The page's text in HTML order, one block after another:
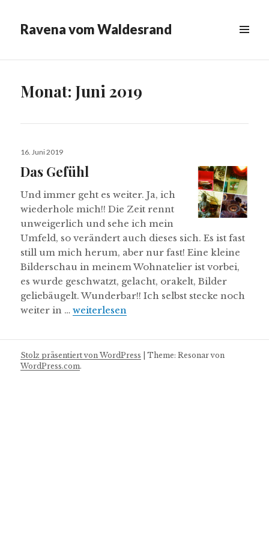
Ravena vom Waldesrand
WIDGETS
Monat: Juni 2019
Veröffentlicht
16. Juni 2019
Das Gefühl
Und immer geht es weiter. Ja, ich
wiederhole mich!! Die Zeit rennt
unweigerlich und sehe ich mein
Umfeld, so verändert auch dieses sich. Es ist fast
still um mich herum, aber nur fast! Eine kleine
Bilderschau in meinem Wohnatelier ist vorbei,
es wurde geschwatzt, gelacht, orakelt, Bilder
geliebäugelt. Wunderbar!! Ich selbst stecke noch
weiter in …Das Gefühl
weiterlesen
Stolz präsentiert von WordPress |Theme: Resonar von
WordPress.com.